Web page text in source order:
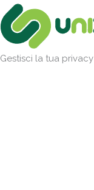
Gestisci la tua privacy
Vai
al
contenuto